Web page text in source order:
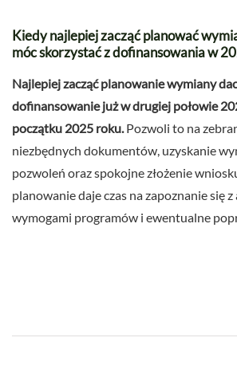
Kiedy najlepiej zacząć planować
móc skorzystać z dofinansowania w
Najlepiej zacząć planowanie wymiany
dofinansowanie już w drugiej połowie
początku 2025 roku.Pozwoli to na
niezbędnych dokumentów, uzyskanie
pozwoleń oraz spokojne złożenie
planowanie daje czas na zapoznanie się
wymogami programów i ewentualne